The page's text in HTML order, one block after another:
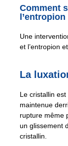
Comment
l’entropion
Une
et l’entropion
La
Le cristallin
maintenue
rupture même
un glissement
cristallin.